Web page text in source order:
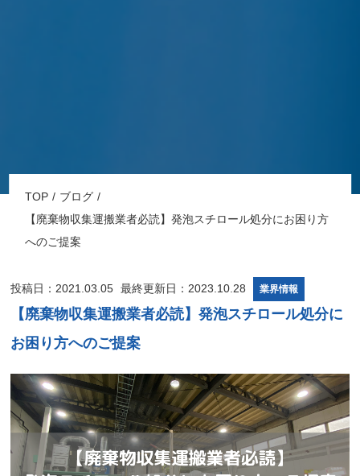
TOP
ブログ
【廃棄物収集運搬業者必読】発泡スチロール処分にお困り方
へのご提案
投稿日：2021.03.05 最終更新日：2023.10.28 業界情報
【廃棄物収集運搬業者必読】発泡スチロール処分に
お困り方へのご提案